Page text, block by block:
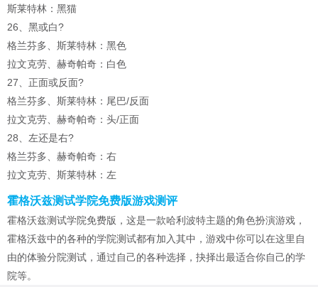
斯莱特林：黑猫
26、黑或白?
格兰芬多、斯莱特林：黑色
拉文克劳、赫奇帕奇：白色
27、正面或反面?
格兰芬多、斯莱特林：尾巴/反面
拉文克劳、赫奇帕奇：头/正面
28、左还是右?
格兰芬多、赫奇帕奇：右
拉文克劳、斯莱特林：左
霍格沃兹测试学院免费版游戏测评
霍格沃兹测试学院免费版，这是一款哈利波特主题的角色扮演游戏，
霍格沃兹中的各种的学院测试都有加入其中，游戏中你可以在这里自
由的体验分院测试，通过自己的各种选择，抉择出最适合你自己的学
院等。